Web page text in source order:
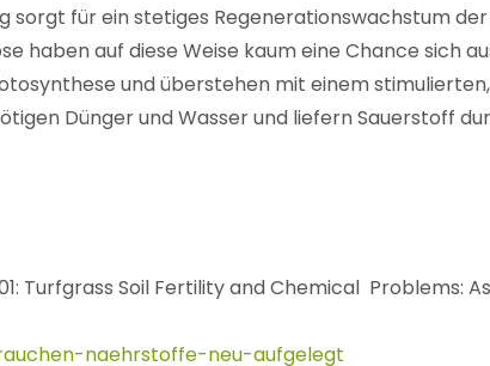
sorgt für ein stetiges Regenerationswachstum
haben auf diese Weise kaum eine Chance sich
und überstehen mit einem
Dünger und Wasser und liefern Sauerstoff
Turfgrass Soil Fertility and Chemical
naehrstoffe-neu-aufgelegt